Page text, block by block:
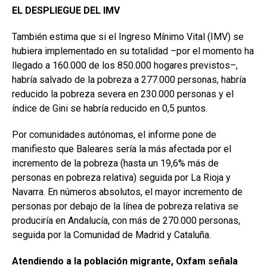
EL DESPLIEGUE DEL IMV
También estima que si el Ingreso Mínimo Vital (IMV) se
hubiera implementado en su totalidad –por el momento ha
llegado a 160.000 de los 850.000 hogares previstos–,
habría salvado de la pobreza a 277.000 personas, habría
reducido la pobreza severa en 230.000 personas y el
índice de Gini se habría reducido en 0,5 puntos.
Por comunidades autónomas, el informe pone de
manifiesto que Baleares sería la más afectada por el
incremento de la pobreza (hasta un 19,6% más de
personas en pobreza relativa) seguida por La Rioja y
Navarra. En números absolutos, el mayor incremento de
personas por debajo de la línea de pobreza relativa se
produciría en Andalucía, con más de 270.000 personas,
seguida por la Comunidad de Madrid y Cataluña.
Atendiendo a la población migrante, Oxfam señala